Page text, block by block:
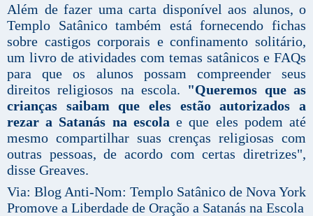
Além de fazer uma carta disponível aos alunos, o
Templo Satânico também está fornecendo fichas
sobre castigos corporais e confinamento solitário,
um livro de atividades com temas satânicos e FAQs
para que os alunos possam compreender seus
direitos religiosos na escola. "Queremos que as
crianças saibam que eles estão autorizados a
rezar a Satanás na escolae que eles podem até
mesmo compartilhar suas crenças religiosas com
outras pessoas, de acordo com certas diretrizes",
disse Greaves.
Via: Blog Anti-Nom: Templo Satânico de Nova York
Promove a Liberdade de Oração a Satanás na Escola